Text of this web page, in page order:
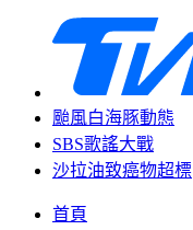
颱風白海豚動態
SBS歌謠大戰
沙拉油致癌物超標
首頁